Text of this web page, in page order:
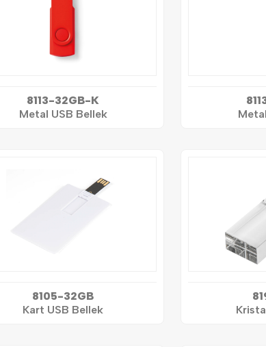
8113-32GB-K
Metal USB Bellek
8105-32GB
Kart USB Bellek